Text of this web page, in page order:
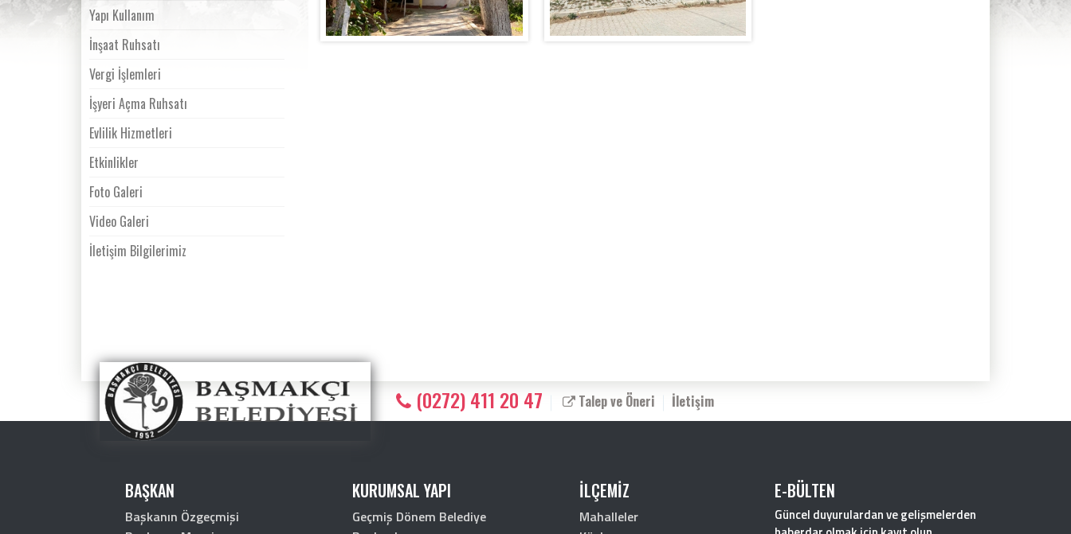
Yapı Kullanım
İnşaat Ruhsatı
Vergi İşlemleri
İşyeri Açma Ruhsatı
Evlilik Hizmetleri
Etkinlikler
Foto Galeri
Video Galeri
İletişim Bilgilerimiz
(0272) 411 20 47 Talep ve Öneri İletişim
BAŞKAN
Başkanın Özgeçmişi
KURUMSAL YAPI
Geçmiş Dönem Belediye
İLÇEMİZ
Mahalleler
E-BÜLTEN
Güncel duyurulardan ve gelişmelerden